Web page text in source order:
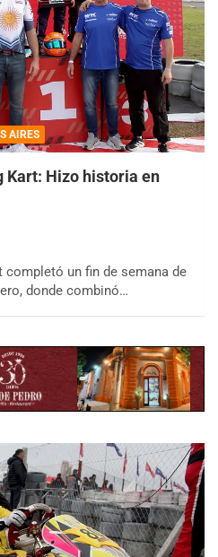
AIRES
Kart: Hizo historia en
completó un fin de semana de
donde combinó…